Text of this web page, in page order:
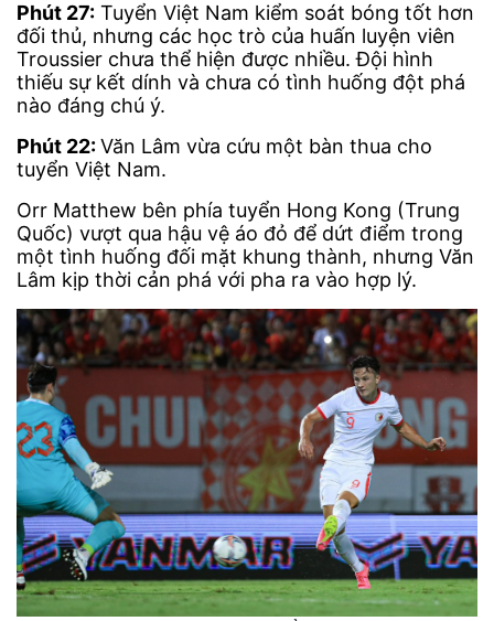
Phút 27: Tuyển Việt Nam kiểm soát bóng tốt hơn
đối thủ, nhưng các học trò của huấn luyện viên
Troussier chưa thể hiện được nhiều. Đội hình
thiếu sự kết dính và chưa có tình huống đột phá
nào đáng chú ý.
Phút 22:Văn Lâm vừa cứu một bàn thua cho
tuyển Việt Nam.
Orr Matthew bên phía tuyển Hong Kong (Trung
Quốc) vượt qua hậu vệ áo đỏ để dứt điểm trong
một tình huống đối mặt khung thành, nhưng Văn
Lâm kịp thời cản phá với pha ra vào hợp lý.